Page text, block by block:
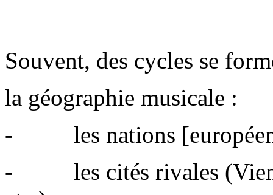
Souvent, des cycles se
la géographie musicale :
- les nations
- les cités rivales